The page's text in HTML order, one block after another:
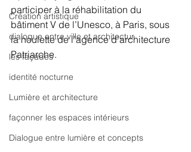
Création artistique
dialogue entre ville et architectur
les façades
identité nocturne
Lumière et architecture
façonner les espaces intérieurs
Dialogue entre lumière et concepts
participer à la réhabilitation du
bâtiment V de l’Unesco, à Paris, sous
la houlette de l’agence d’architecture
Patriarche.